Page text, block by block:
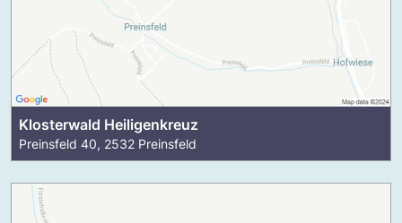
Klosterwald Heiligenkreuz
Preinsfeld 40, 2532 Preinsfeld